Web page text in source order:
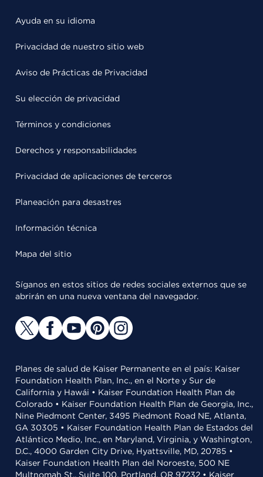
Ayuda en su idioma
Privacidad de nuestro sitio web
Aviso de Prácticas de Privacidad
Su elección de privacidad
Términos y condiciones
Derechos y responsabilidades
Privacidad de aplicaciones de terceros
Planeación para desastres
Información técnica
Mapa del sitio
Síganos en estos sitios de redes sociales externos que se
abrirán en una nueva ventana del navegador.
Planes de salud de Kaiser Permanente en el país: Kaiser
Foundation Health Plan, Inc., en el Norte y Sur de
California y Hawái • Kaiser Foundation Health Plan de
Colorado • Kaiser Foundation Health Plan de Georgia, Inc.,
Nine Piedmont Center, 3495 Piedmont Road NE, Atlanta,
GA 30305 • Kaiser Foundation Health Plan de Estados del
Atlántico Medio, Inc., en Maryland, Virginia, y Washington,
D.C., 4000 Garden City Drive, Hyattsville, MD, 20785 •
Kaiser Foundation Health Plan del Noroeste, 500 NE
Multnomah St., Suite 100, Portland, OR 97232 • Kaiser